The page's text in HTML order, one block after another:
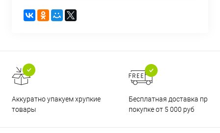
Аккуратно упакуем хрупкие
товары
Бесплатная доставка при
покупке от 5 000 руб